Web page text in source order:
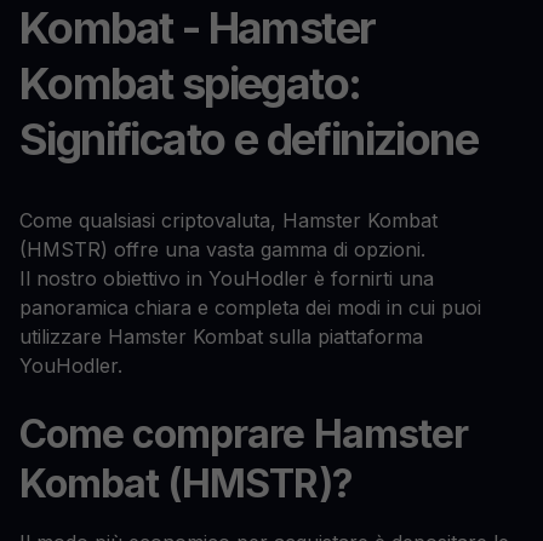
Kombat - Hamster
Kombat spiegato:
Significato e definizione
Come qualsiasi criptovaluta, Hamster Kombat
(HMSTR) offre una vasta gamma di opzioni.
Il nostro obiettivo in YouHodler è fornirti una
panoramica chiara e completa dei modi in cui puoi
utilizzare Hamster Kombat sulla piattaforma
YouHodler.
Come comprare Hamster
Kombat (HMSTR)?